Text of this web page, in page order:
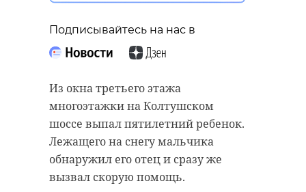
Подписывайтесь на нас в
Из окна третьего этажа
многоэтажки на Колтушском
шоссе выпал пятилетний ребенок.
Лежащего на снегу мальчика
обнаружил его отец и сразу же
вызвал скорую помощь.